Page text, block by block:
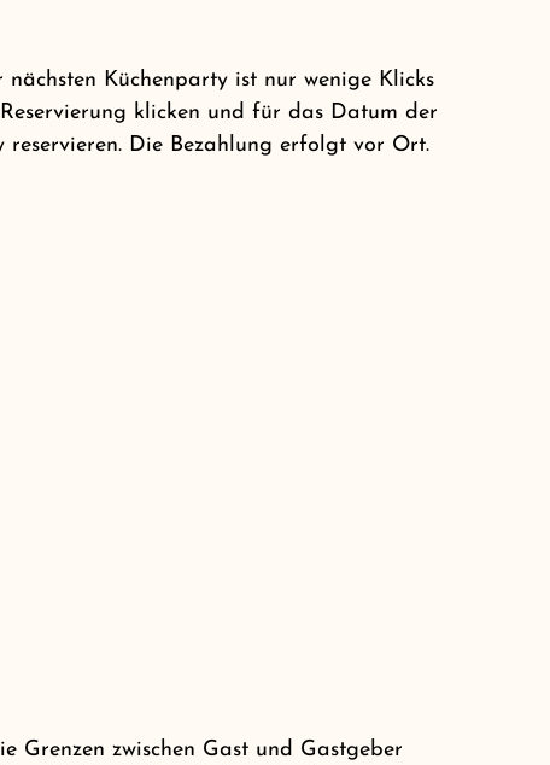
nächsten Küchenparty ist nur wenige Klicks
klicken und für das Datum der
reservieren. Die Bezahlung erfolgt vor Ort.
Grenzen zwischen Gast und Gastgeber